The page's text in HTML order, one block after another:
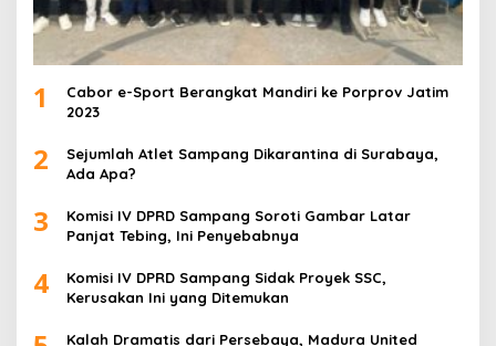
1
Cabor e-Sport Berangkat Mandiri ke Porprov Jatim
2023
2
Sejumlah Atlet Sampang Dikarantina di Surabaya,
Ada Apa?
3
Komisi IV DPRD Sampang Soroti Gambar Latar
Panjat Tebing, Ini Penyebabnya
4
Komisi IV DPRD Sampang Sidak Proyek SSC,
Kerusakan Ini yang Ditemukan
Kalah Dramatis dari Persebaya, Madura United